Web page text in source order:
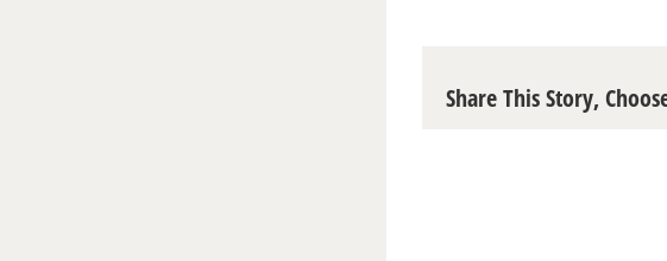
Share This Story,